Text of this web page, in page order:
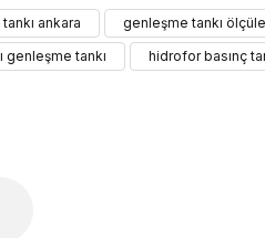
için teşekkür ederiz.
ankara genleşme tankı
genleşme tankı
hidrofor basınç